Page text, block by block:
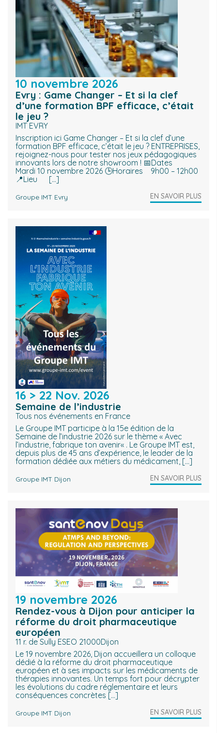
10 novembre 2026
Evry : Game Changer – Et si la clef
d’une formation BPF efficace, c’était
le jeu ?
IMT EVRY
Inscription ici Game Changer – Et si la clef d’une
formation BPF efficace, c’était le jeu ? ENTREPRISES,
rejoignez-nous pour tester nos jeux pédagogiques
innovants lors de notre showroom ! 📅Dates
Mardi 10 novembre 2026 🕒Horaires 9h00 – 12h00
📍Lieu […]
Groupe IMT Evry EN SAVOIR PLUS
16 au
> 22 Nov. 2026
Semaine de l’industrie
Tous nos événements en France
Le Groupe IMT participe à la 15e édition de la
Semaine de l’industrie 2026 sur le thème « Avec
l’industrie, fabrique ton avenir« . Le Groupe IMT est,
depuis plus de 45 ans d’expérience, le leader de la
formation dédiée aux métiers du médicament, […]
Groupe IMT Dijon EN SAVOIR PLUS
19 novembre 2026
Rendez-vous à Dijon pour anticiper la
réforme du droit pharmaceutique
européen
11 r. de Sully ESEO 21000Dijon
Le 19 novembre 2026, Dijon accueillera un colloque
dédié à la réforme du droit pharmaceutique
européen et à ses impacts sur les médicaments de
thérapies innovantes. Un temps fort pour décrypter
les évolutions du cadre réglementaire et leurs
conséquences concrètes […]
Groupe IMT Dijon EN SAVOIR PLUS